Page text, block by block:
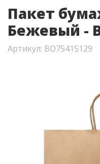
Пакет
Бежевый -
Артикул: BO7541S129